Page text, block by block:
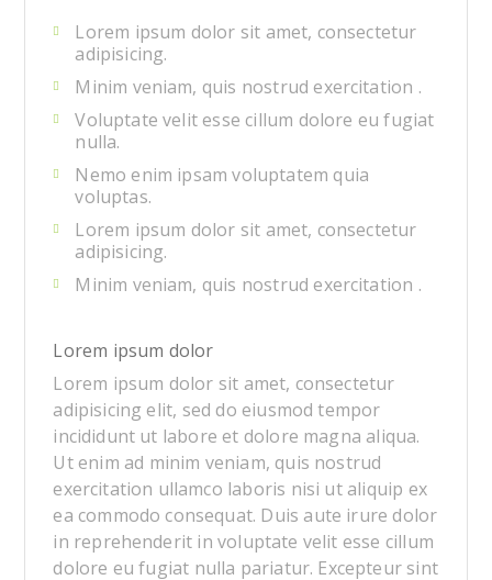
Lorem ipsum dolor sit amet, consectetur
adipisicing.
Minim veniam, quis nostrud exercitation .
Voluptate velit esse cillum dolore eu fugiat
nulla.
Nemo enim ipsam voluptatem quia
voluptas.
Lorem ipsum dolor sit amet, consectetur
adipisicing.
Minim veniam, quis nostrud exercitation .
Lorem ipsum dolor
Lorem ipsum dolor sit amet, consectetur
adipisicing elit, sed do eiusmod tempor
incididunt ut labore et dolore magna aliqua.
Ut enim ad minim veniam, quis nostrud
exercitation ullamco laboris nisi ut aliquip ex
ea commodo consequat. Duis aute irure dolor
in reprehenderit in voluptate velit esse cillum
dolore eu fugiat nulla pariatur. Excepteur sint